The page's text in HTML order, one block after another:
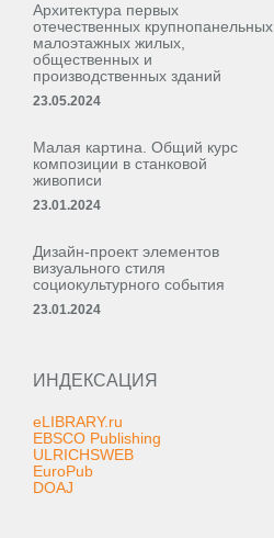
Архитектура первых
отечественных крупнопанельных
малоэтажных жилых,
общественных и
производственных зданий
23.05.2024
Малая картина. Общий курс
композиции в станковой
живописи
23.01.2024
Дизайн-проект элементов
визуального стиля
социокультурного события
23.01.2024
ИНДЕКСАЦИЯ
eLIBRARY.ru
EBSCO Publishing
ULRICHSWEB
EuroPub
DOAJ